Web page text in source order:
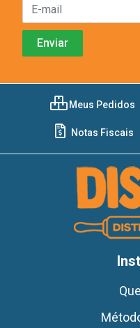
Meus Pedidos
Notas Fiscais